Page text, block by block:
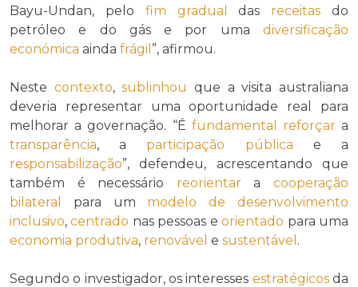
Bayu-Undan, pelo fim gradual das receitas do
petróleo e do gás e por uma diversificação
económica ainda frágil ”, afirmou.
Neste contexto,sublinhou que a visita australiana
deveria representar uma oportunidade real para
melhorar a governação. “É fundamental reforçara
transparência, a participação pública e a
responsabilização”, defendeu, acrescentando que
também é necessário reorientaracooperação
bilateral
para um modelo de desenvolvimento
inclusivo,centrado nas pessoas eorientado para uma
economia produtiva, renovável e sustentável .
Segundo o investigador, os interesses estratégicosda